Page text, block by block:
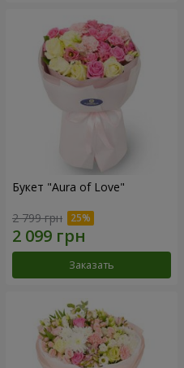
Букет "Aura of Love"
2 799 грн
Заказать